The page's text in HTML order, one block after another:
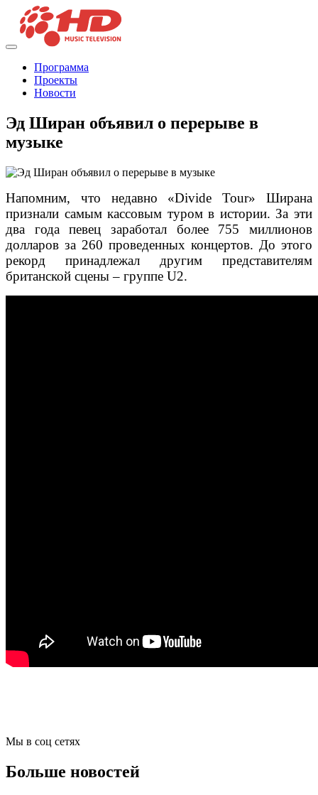
Программа
Проекты
Новости
Эд Ширан объявил о перерыве в
музыке
Напомним, что недавно «Divide Tour» Ширана
признали самым кассовым туром в истории. За эти
два года певец заработал более 755 миллионов
долларов за 260 проведенных концертов. До этого
рекорд принадлежал другим представителям
британской сцены – группе U2.
Мы в соц сетях
Больше новостей